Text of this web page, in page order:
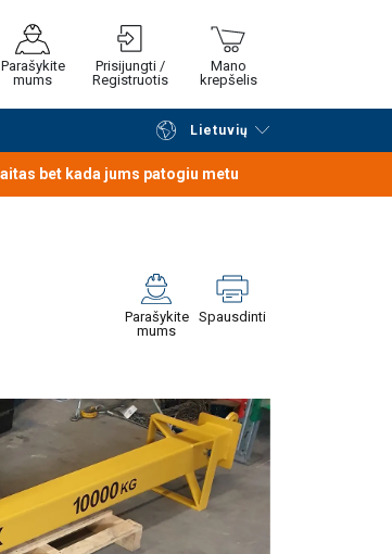
Parašykite
mums
Prisijungti /
Registruotis
Mano
krepšelis
Lietuvių
naršymą Tęsti pirkimą
bet kada jums patogiu metu
Parašykite
mums
Spausdinti